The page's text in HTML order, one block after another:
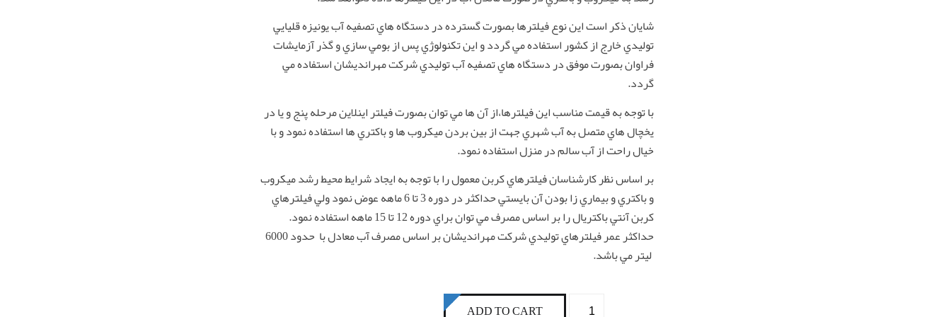
شايان ذكر است اين نوع فيلترها بصورت گسترده در دستگاه هاي تصفيه آب يونيزه قليايي
توليدي خارج از كشور استفاده مي گردد و اين تكنولوژي پس از بومي سازي و گذر آزمايشات
فراوان بصورت موفق در دستگاه هاي تصفيه آب توليدي شركت مهرانديشان استفاده مي
گردد.
با توجه به قيمت مناسب اين فيلترها،از آن ها مي توان بصورت فيلتر اينلاين مرحله پنج و يا در
يخچال هاي متصل به آب شهري جهت از بين بردن ميكروب ها و باكتري ها استفاده نمود و با
خيال راحت از آب سالم در منزل استفاده نمود.
بر اساس نظر كارشناسان فيلترهاي كربن معمول را با توجه به ايجاد شرايط محيط رشد ميكروب
و باكتري و بيماري زا بودن آن بايستي حداكثر در دوره 3 تا 6 ماهه عوض نمود ولي فيلترهاي
كربن آنتي باكتريال را بر اساس مصرف مي توان براي دوره 12 تا 15 ماهه استفاده نمود.
حداكثر عمر فيلترهاي توليدي شركت مهرانديشان بر اساس مصرف آب معادل با حدود 6000
ليتر مي باشد.
فیلتر
ADD TO CART